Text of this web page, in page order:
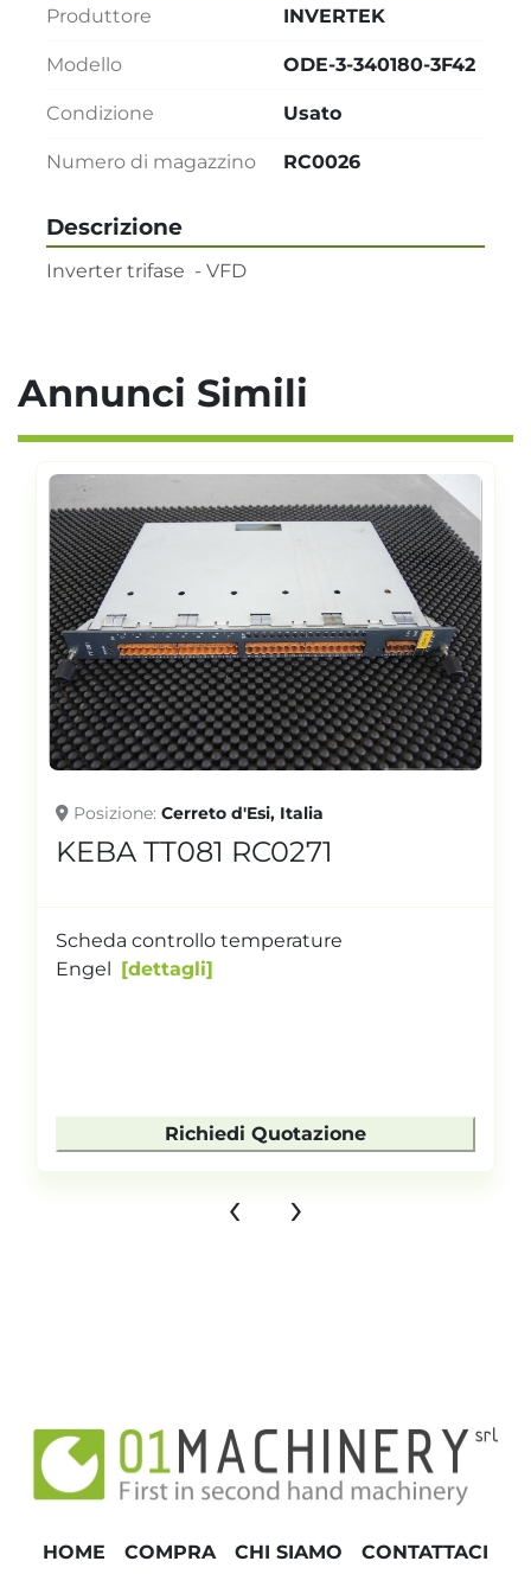
Descrizione
Inverter trifase  - VFD
Produttore INVERTEK
Modello ODE-3-340180-3F42
Condizione Usato
Numero di magazzino RC0026
Annunci Simili
Posizione Cerreto d'Esi, Italia
KEBA TT081 RC0271
Scheda controllo temperature
Engel
dettagli
Richiedi Quotazione
‹ ›
HOME COMPRA CHI SIAMO CONTATTACI